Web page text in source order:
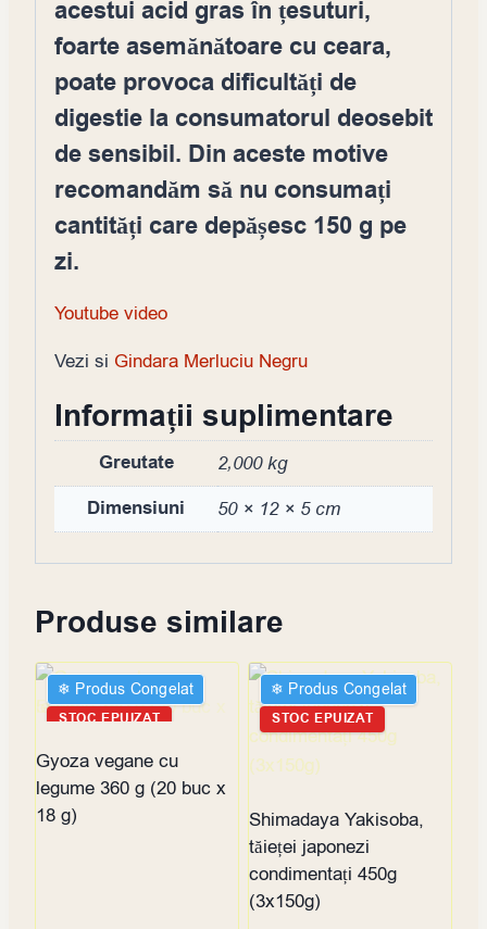
acestui acid gras în țesuturi,
foarte asemănătoare cu ceara,
poate provoca dificultăți de
digestie la consumatorul deosebit
de sensibil. Din aceste motive
recomandăm să nu consumați
cantități care depășesc 150 g pe
zi.
Youtube video
Vezi si Gindara Merluciu Negru
Informații suplimentare
Greutate 2,000 kg
Dimensiuni 50 × 12 × 5 cm
Produse similare
❄︎ Produs Congelat
STOC EPUIZAT
Gyoza vegane cu
legume 360 g (20 buc x
18 g)
❄︎ Produs Congelat
STOC EPUIZAT
Shimadaya Yakisoba,
tăieței japonezi
condimentați 450g
(3x150g)